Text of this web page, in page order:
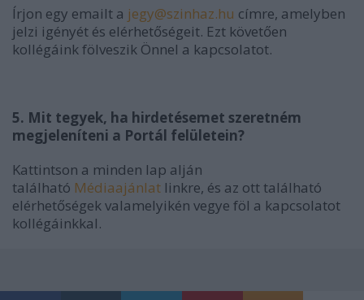
Írjon egy emailt a jegy@szinhaz.hu címre, amelyben
jelzi igényét és elérhetőségeit. Ezt követően
kollégáink fölveszik Önnel a kapcsolatot.
5. Mit tegyek, ha hirdetésemet szeretném
megjeleníteni a Portál felületein?
Kattintson a minden lap alján
található Médiaajánlat linkre, és az ott található
elérhetőségek valamelyikén vegye föl a kapcsolatot
kollégáinkkal.